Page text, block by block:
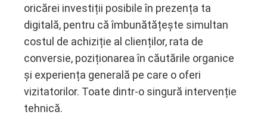
oricărei investiții posibile în prezența ta
digitală, pentru că îmbunătățește simultan
costul de achiziție al clienților, rata de
conversie, poziționarea în căutările organice
și experiența generală pe care o oferi
vizitatorilor. Toate dintr-o singură intervenție
tehnică.